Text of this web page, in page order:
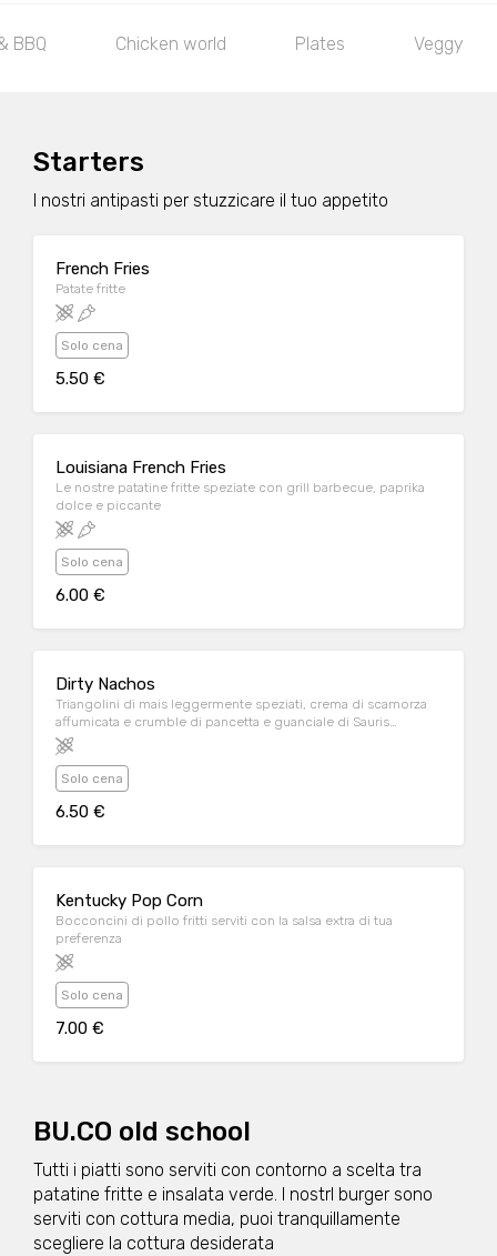
BBQ Chicken world Plates Veggy
Starters
I nostri antipasti per stuzzicare il tuo appetito
French Fries
Patate fritte
Solo cena
5.50 €
Louisiana French Fries
Le nostre patatine fritte speziate con grill barbecue, paprika
dolce e piccante
Solo cena
6.00 €
Dirty Nachos
Triangolini di mais leggermente speziati, crema di scamorza
affumicata e crumble di pancetta e guanciale di Sauris
croccante
Solo cena
6.50 €
Kentucky Pop Corn
Bocconcini di pollo fritti serviti con la salsa extra di tua
preferenza
Solo cena
7.00 €
BU.CO old school
Tutti i piatti sono serviti con contorno a scelta tra
patatine fritte e insalata verde. I nostrI burger sono
serviti con cottura media, puoi tranquillamente
scegliere la cottura desiderata